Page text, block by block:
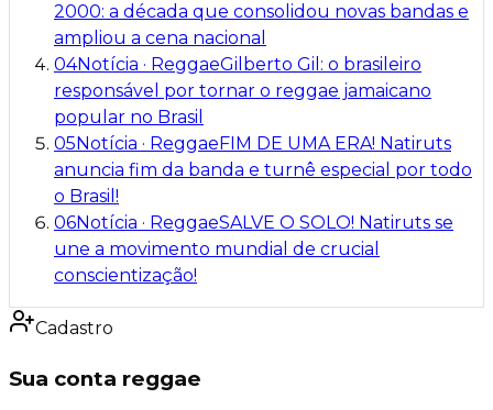
2000: a década que consolidou novas bandas e
ampliou a cena nacional
04Notícia · ReggaeGilberto Gil: o brasileiro
responsável por tornar o reggae jamaicano
popular no Brasil
05Notícia · ReggaeFIM DE UMA ERA! Natiruts
anuncia fim da banda e turnê especial por todo
o Brasil!
06Notícia · ReggaeSALVE O SOLO! Natiruts se
une a movimento mundial de crucial
conscientização!
Cadastro
Sua conta reggae